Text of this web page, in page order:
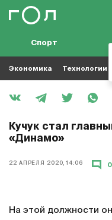
Спорт
Экономика Технологии
Кучук стал
«Динамо»
22 АПРЕЛЯ 2020, 14:06 0
На этой должности